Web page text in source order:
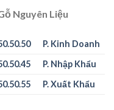
Nguyên Liệu
P. Kinh Doanh
P. Nhập Khẩu
P. Xuất Khẩu